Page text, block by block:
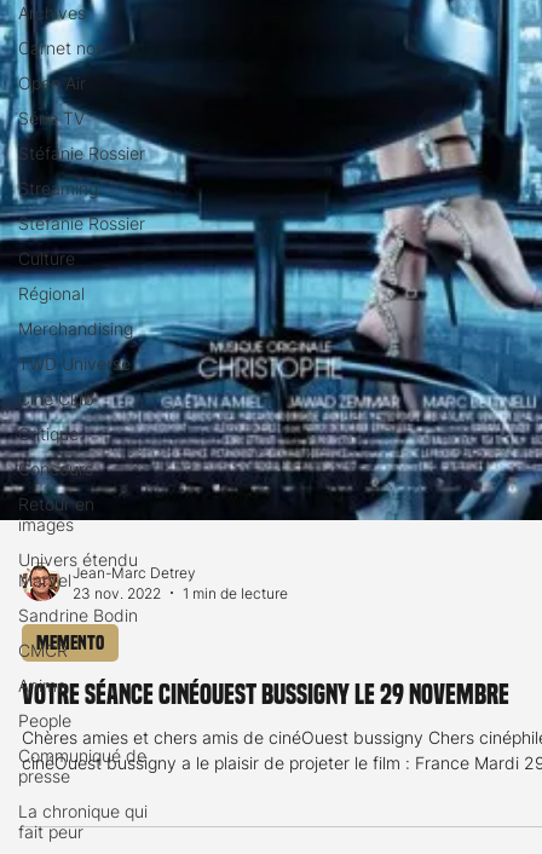
Archives
Carnet noir
Open Air
Série TV
Stéfanie Rossier
Streaming
Stefanie Rossier
Culture
Régional
Merchandising
TWD Universe
Ciné Club
Critique
Concours
Retour en
images
Univers étendu
Marvel
Sandrine Bodin
CMCR
Anime
People
Communiqué de
presse
La chronique qui
fait peur
Jean-Marc Detrey
23 nov. 2022
Memento
Votre séance cinéOuest Bussigny le 29 novembre
Chères amies et chers amis de cinéOuest bussigny Chers
cinéOuest bussigny a le plaisir de projeter le film : France Mardi